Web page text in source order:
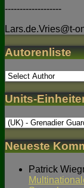
-------------------
Lars.de.Vries@t-
Autorenliste
Units-
Neueste
Patrick